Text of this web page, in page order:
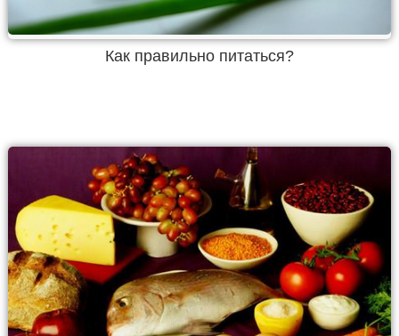
Как правильно питаться?